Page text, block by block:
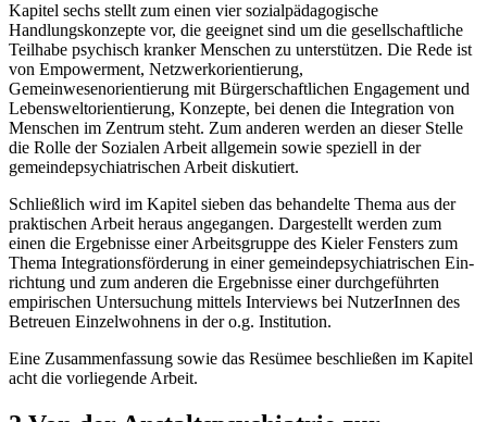
Kapitel sechs stellt zum einen vier sozialpädagogische
Handlungskonzepte vor, die geeig­net sind um die gesellschaftliche
Teilhabe psychisch kranker Menschen zu unterstützen. Die Rede ist
von Empowerment, Netzwerkorientierung,
Gemeinwesenorientierung mit Bürger­schaftlichen Engagement und
Lebensweltorientierung, Konzepte, bei denen die In­tegration von
Menschen im Zentrum steht. Zum anderen werden an dieser Stelle
die Rolle der So­zialen Arbeit allgemein sowie speziell in der
gemeindepsychiatrischen Arbeit disku­tiert.
Schließlich wird im Kapitel sieben das behandelte Thema aus der
praktischen Arbeit her­aus an­gegangen. Dargestellt werden zum
einen die Ergebnisse einer Arbeitsgruppe des Kieler Fensters zum
Thema Integrationsförderung in einer gemeindepsychiatrischen Ein­
richtung und zum anderen die Ergebnisse einer durchgeführten
empirischen Untersuchung mittels Interviews bei NutzerInnen des
Betreuen Einzelwohnens in der o.g. Institution.
Eine Zusammenfassung sowie das Resümee beschließen im Kapitel
acht die vorliegende Ar­beit.